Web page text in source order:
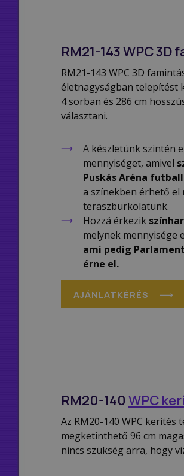
RM21-143 WPC
RM21-143 WPC 3D
életnagyságban telepítést
4 sorban és 286 cm
választani.
A készletünk szintén
mennyiséget, amivel
Puskás Aréna
a színekben érhető el
teraszburkolatunk.
Hozzá érkezik
melynek mennyisége
ami pedig
érne el.
AJÁNLATKÉRÉS
RM20-140 WPC
Az RM20-140 WPC
megketinthető 96 cm
nincs szükség arra, hogy